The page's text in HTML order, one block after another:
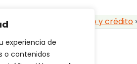
experiencia de
o contenidos
Cooperativa de ahorro y crédito
ATENCIÓN